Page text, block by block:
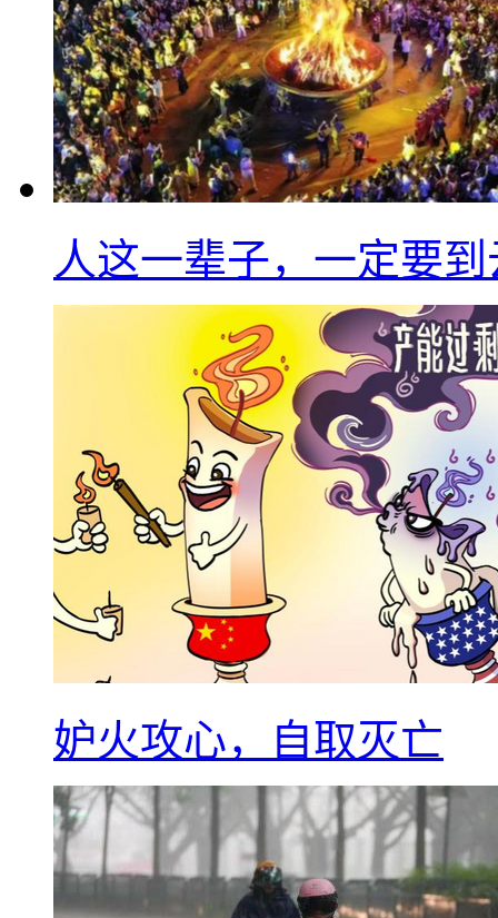
人这一辈子，一定要
妒火攻心，自取灭亡